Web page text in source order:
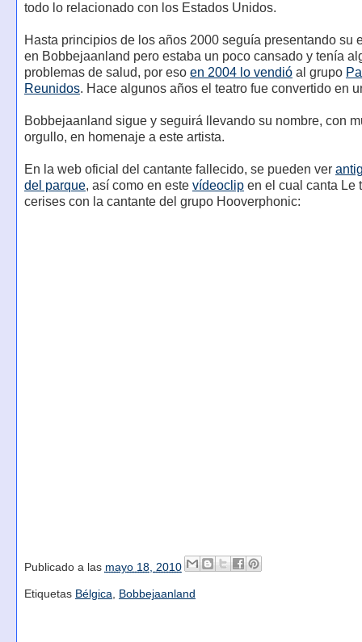
todo lo relacionado con los Estados Unidos.
Hasta principios de los años 2000 seguía presentando su
en Bobbejaanland pero estaba un poco cansado y tenía
problemas de salud, por eso en 2004 lo vendióal grupo
Reunidos. Hace algunos años el teatro fue convertido en
Bobbejaanland sigue y seguirá llevando su nombre, con
orgullo, en homenaje a este artista.
En la web oficial del cantante fallecido, se pueden ver
del parque, así como en este vídeoclipen el cual canta Le
cerises con la cantante del grupo Hooverphonic:
Publicado a las mayo 18, 2010
Etiquetas Bélgica, Bobbejaanland